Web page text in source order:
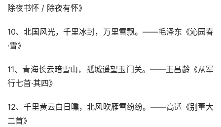
除夜书怀 / 除夜有怀》
10、北国风光，千里冰封，万里雪飘。——毛泽东《沁园春
·雪》
11、青海长云暗雪山，孤城遥望玉门关。——王昌龄《从军
行七首·其四》
12、千里黄云白日曛，北风吹雁雪纷纷。——高适《别董大
二首》